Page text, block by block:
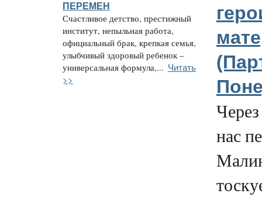
ПЕРЕМЕН
Счастливое детство, престижный
институт, непыльная работа,
официальный брак, крепкая семья,
улыбчивый здоровый ребенок –
универсальная формула,... Читать
>>
нас